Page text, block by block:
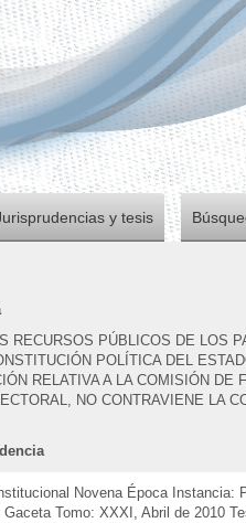
y tesis
RECURSOS PÚBLICOS DE LOS
POLÍTICA DEL
RELATIVA A LA COMISIÓN DE
NO CONTRAVIENE LA
Novena Época Instancia:
Tomo: XXXI, Abril de 2010